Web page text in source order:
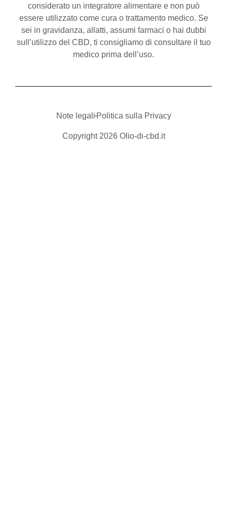
considerato un integratore alimentare e non può
essere utilizzato come cura o trattamento medico. Se
sei in gravidanza, allatti, assumi farmaci o hai dubbi
sull’utilizzo del CBD, ti consigliamo di consultare il tuo
medico prima dell’uso.
Copyright 2026 Olio-di-cbd.it
Note legaliPolitica sulla Privacy